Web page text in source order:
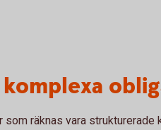
som räknas vara